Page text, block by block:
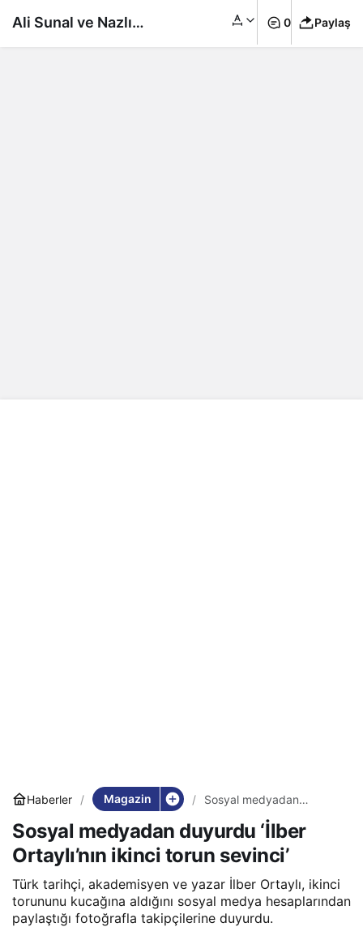
Haberler Magazin
Sosyal medyadan
ikinci torun sevinci’
Sosyal medyadan duyurdu ‘İlber
Ortaylı’nın ikinci torun sevinci’
Türk tarihçi, akademisyen ve yazar İlber Ortaylı, ikinci
torununu kucağına aldığını sosyal medya hesaplarından
paylaştığı fotoğrafla takipçilerine duyurdu.
Ali Sunal ve Nazlı 0 Paylaş